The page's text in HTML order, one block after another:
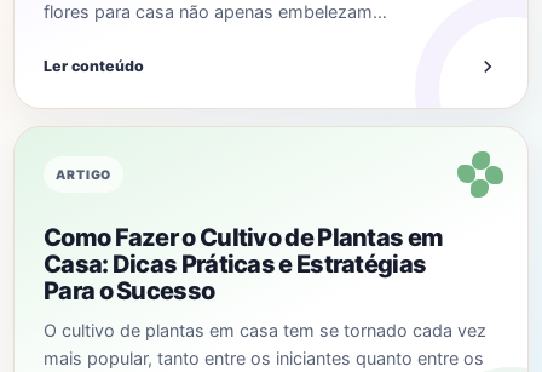
flores para casa não apenas embelezam…
Ler conteúdo
ARTIGO
Como Fazer o Cultivo de Plantas em
Casa: Dicas Práticas e Estratégias
Para o Sucesso
O cultivo de plantas em casa tem se tornado cada vez
mais popular, tanto entre os iniciantes quanto entre os